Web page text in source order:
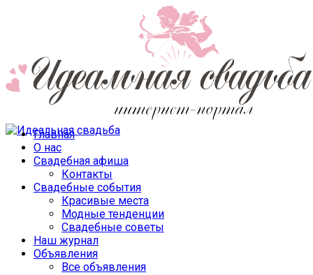
Главная
О нас
Свадебная афиша
Контакты
Свадебные события
Красивые места
Модные тенденции
Свадебные советы
Наш журнал
Объявления
Все объявления